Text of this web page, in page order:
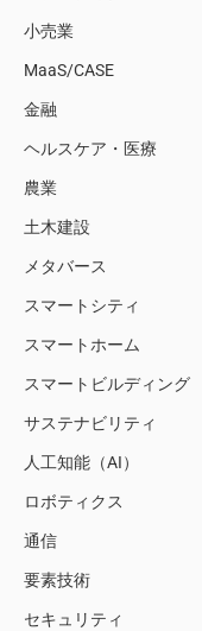
小売業
MaaS/CASE
金融
ヘルスケア・医療
農業
土木建設
メタバース
スマートシティ
スマートホーム
スマートビルディング
サステナビリティ
人工知能（AI）
ロボティクス
通信
要素技術
セキュリティ